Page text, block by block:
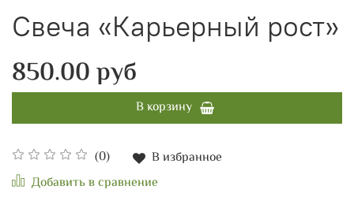
Свеча «Карьерный рост»
(0)
В избранное
Добавить в сравнение
850.00 руб
В корзину